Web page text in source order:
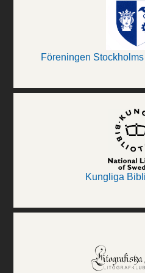
Föreningen
Kungliga